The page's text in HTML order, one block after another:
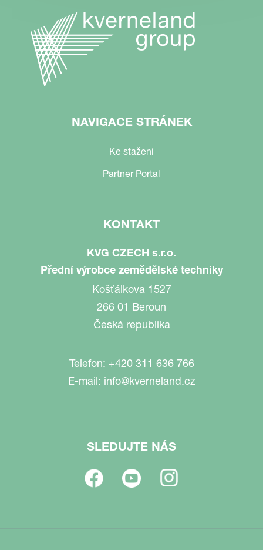
NAVIGACE STRÁNEK
Ke stažení
Partner Portal
KONTAKT
KVG CZECH s.r.o.
Přední výrobce zemědělské techniky
Košťálkova 1527
266 01 Beroun
Česká republika
Telefon: +420 311 636 766
E-mail: info@kverneland.cz
SLEDUJTE NÁS